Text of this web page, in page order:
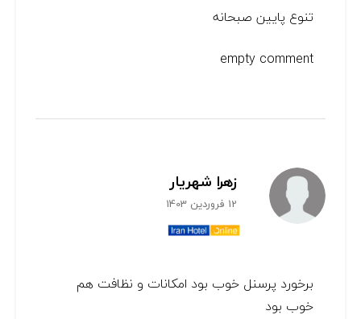
تنوع پایین صبحانه
empty comment
زهرا شهریار
12 فروردین 1403
برخورد پرسنل خوب بود امکانات و نظافت هم
خوب بود